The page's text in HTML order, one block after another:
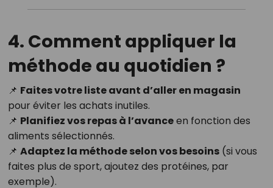
4. Comment appliquer la
méthode au quotidien ?
📌 Faites votre liste avant d’aller en magasin
pour éviter les achats inutiles.
📌 Planifiez vos repas à l’avanceen fonction des
aliments sélectionnés.
📌 Adaptez la méthode selon vos besoins(si vous
faites plus de sport, ajoutez des protéines, par
exemple).